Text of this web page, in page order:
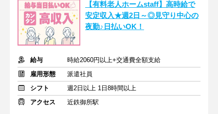
【有料老人ホームstaff】高時給で
安定収入★週2日～◎見守り中心の
夜勤♪日払いOK！
給与
時給2060円以上+交通費全額支給
雇用形態
派遣社員
シフト
週2日以上 1日8時間以上
アクセス
近鉄御所駅